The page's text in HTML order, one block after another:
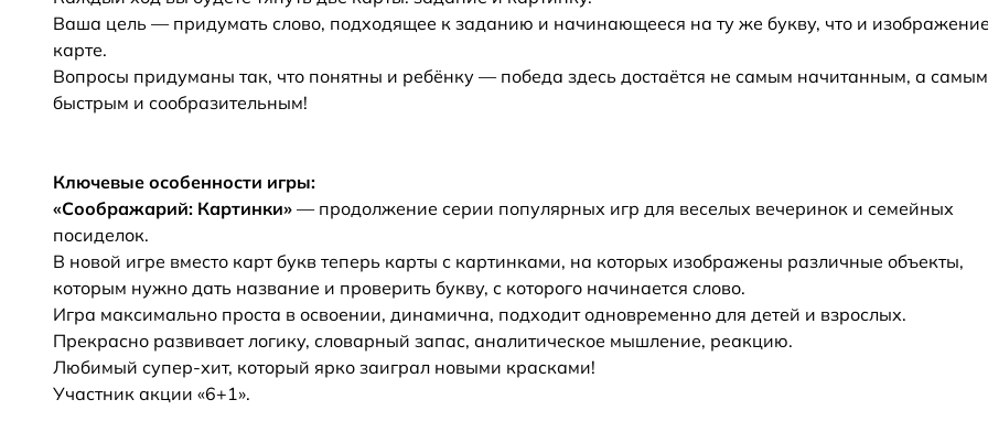
Ваша цель — придумать слово, подходящее к заданию и начинающееся на ту же букву, что и
карте.
Вопросы придуманы так, что понятны и ребёнку — победа здесь достаётся не самым начитанным, а самым
быстрым и сообразительным!
Ключевые особенности игры:
«Соображарий: Картинки» — продолжение серии популярных игр для веселых вечеринок и семейных
посиделок.
В новой игре вместо карт букв теперь карты с картинками, на которых изображены различные объекты,
которым нужно дать название и проверить букву, с которого начинается слово.
Игра максимально проста в освоении, динамична, подходит одновременно для детей и взрослых.
Прекрасно развивает логику, словарный запас, аналитическое мышление, реакцию.
Любимый супер-хит, который ярко заиграл новыми красками!
Участник акции «6+1».